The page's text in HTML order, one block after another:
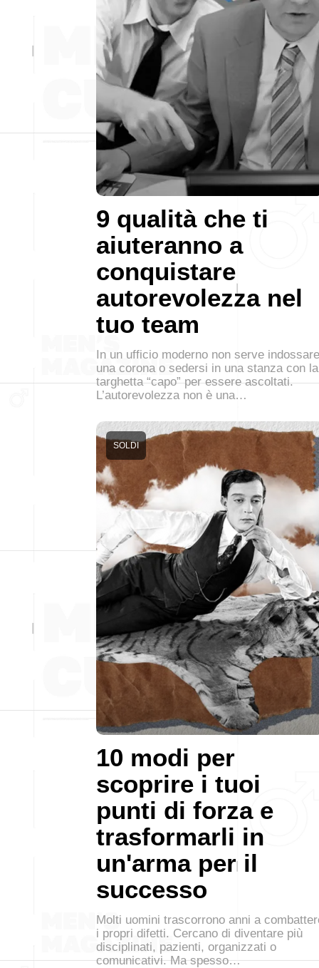
9 qualità che ti
aiuteranno a
conquistare
autorevolezza nel
tuo team
In un ufficio moderno non serve indossare
una corona o sedersi in una stanza con la
targhetta “capo” per essere ascoltati.
L’autorevolezza non è una…
10 modi per
scoprire i tuoi
punti di forza e
trasformarli in
un'arma per il
successo
SOLDI
Molti uomini trascorrono anni a
i propri difetti. Cercano di diventare più
disciplinati, pazienti, organizzati o
comunicativi. Ma spesso…